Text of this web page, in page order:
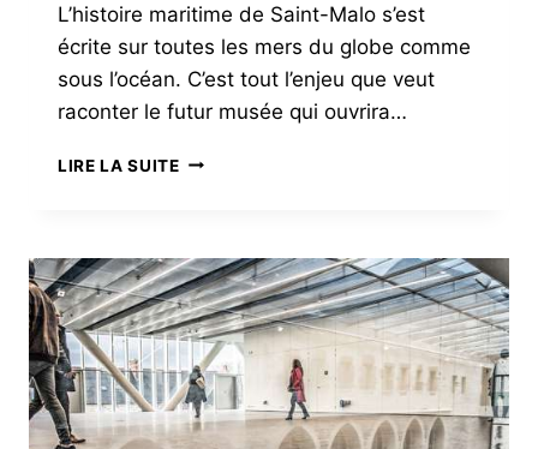
L’histoire maritime de Saint-Malo s’est
écrite sur toutes les mers du globe comme
sous l’océan. C’est tout l’enjeu que veut
raconter le futur musée qui ouvrira…
LIRE LA SUITEUN
À
SAINT-
MALO